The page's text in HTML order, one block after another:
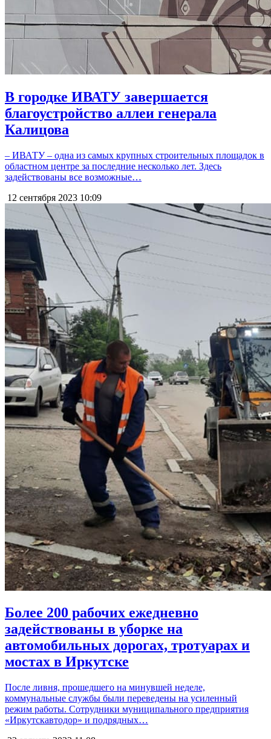
В городке ИВАТУ завершается
благоустройство аллеи генерала
Калицова
– ИВАТУ – одна из самых крупных строительных площадок в
областном центре за последние несколько лет. Здесь
задействованы все возможные…
12 сентября 2023 10:09
Более 200 рабочих ежедневно
задействованы в уборке на
автомобильных дорогах, тротуарах и
мостах в Иркутске
После ливня, прошедшего на минувшей неделе,
коммунальные службы были переведены на усиленный
режим работы. Сотрудники муниципального предприятия
«Иркутскавтодор» и подрядных…